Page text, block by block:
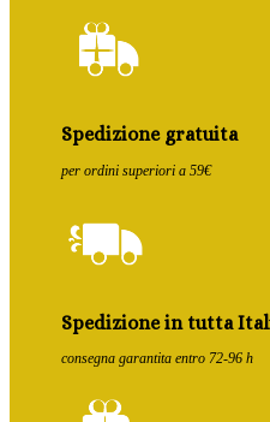
Spedizione gratuita
per ordini superiori a 59€
Spedizione in tutta
consegna garantita entro 72-96 h